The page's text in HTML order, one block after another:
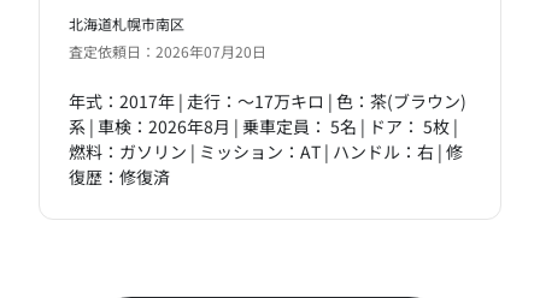
北海道札幌市南区
査定依頼日：2026年07月20日
年式：2017年 | 走行：～17万キロ | 色：茶(ブラウン)
系 | 車検：2026年8月 | 乗車定員： 5名 | ドア： 5枚 |
燃料：ガソリン | ミッション：AT | ハンドル：右 | 修
復歴：修復済